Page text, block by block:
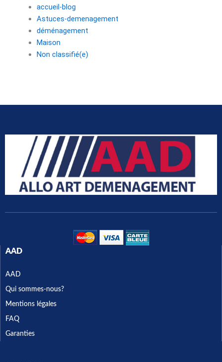
accueil-blog
Astuces-demenagement
déménagement
Maison
Non classifié(e)
AAD
AAD
Qui sommes-nous?
Mentions légales
FAQ
Garanties